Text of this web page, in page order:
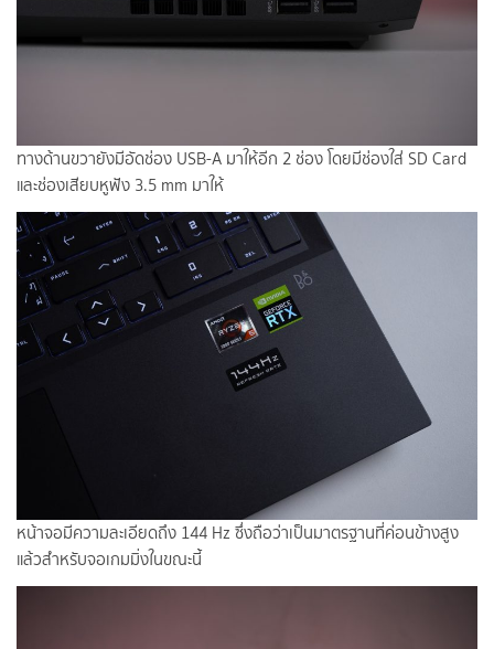
ทางด้านขวายังมีอัดช่อง USB-A มาให้อีก 2 ช่อง โดยมีช่องใส่ SD Card
และช่องเสียบหูฟัง 3.5 mm มาให้
หน้าจอมีความละเอียดถึง 144 Hz ซึ่งถือว่าเป็นมาตรฐานที่ค่อนข้างสูง
แล้วสำหรับจอเกมมิ่งในขณะนี้